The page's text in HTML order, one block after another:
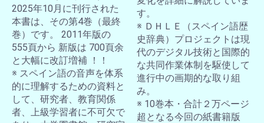
2025年10月に刊行された
本書は、その第4巻（最終
巻）です。 2011年版の
555頁から 新版は 700頁余
と大幅に改訂増補 ！！
※ スペイン語の音声を体系
的に理解するための資料と
して、研究者、教育関係
者、上級学習者に不可欠で
す。
※ ＤＨＬＥ（スペイン語歴
史辞典）プロジェクトは現
代のデジタル技術と国際的
な共同作業体制を駆使して
進行中の画期的な取り組
み。
※ 10巻本・合計２万ページ
超となる今回の紙書籍版